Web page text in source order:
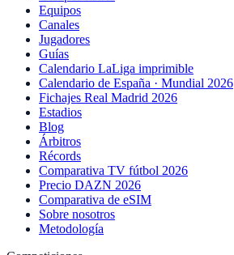
Equipos
Canales
Jugadores
Guías
Calendario LaLiga imprimible
Calendario de España · Mundial 2026
Fichajes Real Madrid 2026
Estadios
Blog
Árbitros
Récords
Comparativa TV fútbol 2026
Precio DAZN 2026
Comparativa de eSIM
Sobre nosotros
Metodología